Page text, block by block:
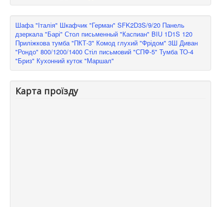
Шафа "Італія" Шкафчик "Герман" SFK2D3S/9/20 Панель
дзеркала "Барі" Стол письменный "Каспиан" BIU 1D1S 120
Приліжкова тумба "ПКТ-3" Комод глухий "Фрідом" 3Ш Диван
"Рондо" 800/1200/1400 Стіл письмовий "СПФ-5" Тумба ТО-4
"Бриз" Кухонний куток "Маршал"
Карта проїзду